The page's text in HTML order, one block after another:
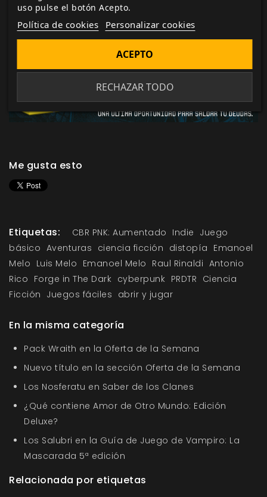
Me gusta esto
Etiquetas: CBR PNK: Aumentado Indie Juego
básico Aventuras ciencia ficción distopía Emanoel
Melo Luis Melo Emanoel Melo Raul Rinaldi Antonio
Rico Forge in The Dark cyberpunk PRDTR Ciencia
Ficción Juegos fáciles abrir y jugar
En la misma categoría
Pack Wraith en la Oferta de la Semana
Nuevo título en la sección Oferta de la Semana
Los Nosferatu en Saber de los Clanes
¿Qué contiene Amor de Otro Mundo: Edición
Deluxe?
Los Salubri en la Guía de Juego de Vampiro: La
Mascarada 5ª edición
Relacionada por etiquetas
uso pulse el botón Acepto.
Política de cookies Personalizar cookies
RECHAZAR TODO
ACEPTO